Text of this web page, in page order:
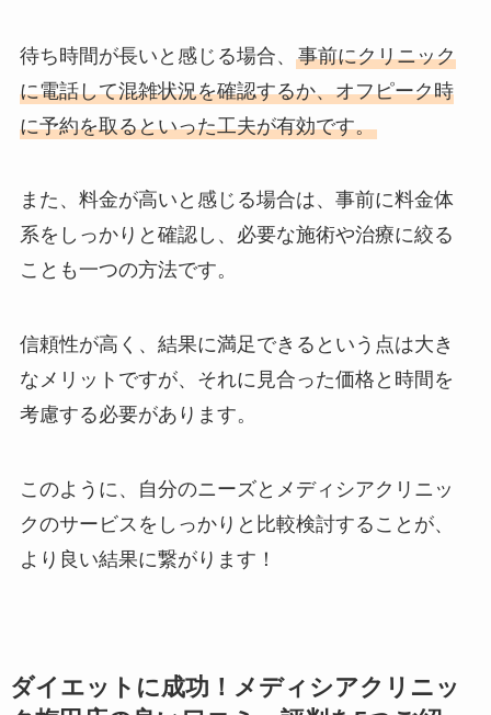
待ち時間が長いと感じる場合、 事前にクリニック
に電話して混雑状況を確認するか、オフピーク時
に予約を取るといった工夫が有効です。
また、料金が高いと感じる場合は、事前に料金体
系をしっかりと確認し、必要な施術や治療に絞る
ことも一つの方法です。
信頼性が高く、結果に満足できるという点は大き
なメリットですが、それに見合った価格と時間を
考慮する必要があります。
このように、自分のニーズとメディシアクリニッ
クのサービスをしっかりと比較検討することが、
より良い結果に繋がります！
ダイエットに成功！メディシアクリニッ